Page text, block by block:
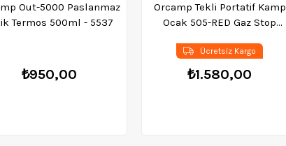
Out-5000 Paslanmaz
Termos 500ml - 5537
₺950,00
Orcamp Tekli Portatif Kamp
Ocak 505-RED Gaz Stop
6763
₺1.580,00
Ücretsiz Kargo